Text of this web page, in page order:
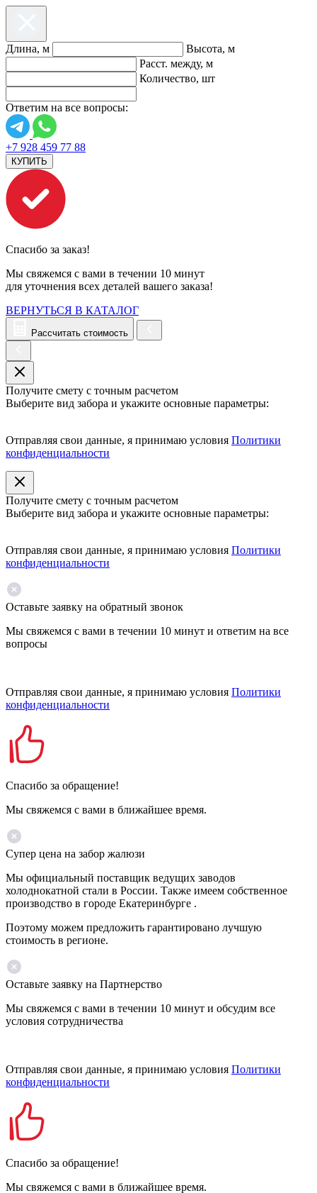
Длина, м
Высота, м
Расст. между, м
Количество, шт
Ответим на все вопросы:
+7 928 459 77 88
КУПИТЬ
Спасибо за заказ!
Мы свяжемся с вами в течении 10 минут
для уточнения всех деталей вашего заказа!
ВЕРНУТЬСЯ В КАТАЛОГ
Рассчитать стоимость
Получите смету с точным расчетом
Выберите вид забора и укажите основные параметры:
Отправляя свои данные, я принимаю условия Политики
конфиденциальности
Получите смету с точным расчетом
Выберите вид забора и укажите основные параметры:
Отправляя свои данные, я принимаю условия Политики
конфиденциальности
Оставьте заявку на обратный звонок
Мы свяжемся с вами в течении 10 минут и ответим на все
вопросы
Отправляя свои данные, я принимаю условия Политики
конфиденциальности
Спасибо за обращение!
Мы свяжемся с вами в ближайшее время.
Супер цена на забор жалюзи
Мы официальный поставщик ведущих заводов
холоднокатной стали в России. Также имеем собственное
производство в городе Екатеринбурге .
Поэтому можем предложить гарантировано лучшую
стоимость в регионе.
Оставьте заявку на Партнерство
Мы свяжемся с вами в течении 10 минут и обсудим все
условия сотрудничества
Отправляя свои данные, я принимаю условия Политики
конфиденциальности
Спасибо за обращение!
Мы свяжемся с вами в ближайшее время.